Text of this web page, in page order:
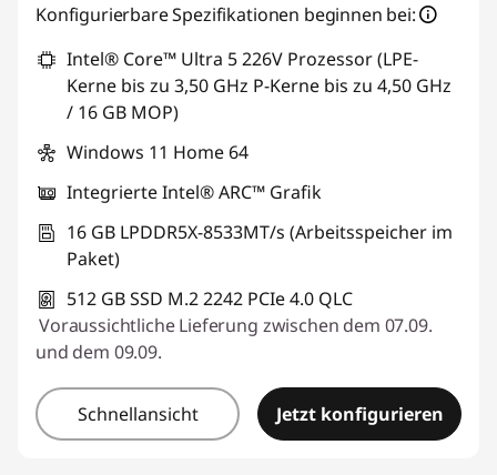
Konfigurierbare Spezifikationen beginnen bei:
Intel® Core™ Ultra 5 226V Prozessor (LPE-
Kerne bis zu 3,50 GHz P-Kerne bis zu 4,50 GHz
/ 16 GB MOP)
Windows 11 Home 64
Integrierte Intel® ARC™ Grafik
16 GB LPDDR5X-8533MT/s (Arbeitsspeicher im
Paket)
512 GB SSD M.2 2242 PCIe 4.0 QLC
Voraussichtliche Lieferung zwischen dem 07.09.
und dem 09.09.
Schnellansicht Jetzt konfigurieren